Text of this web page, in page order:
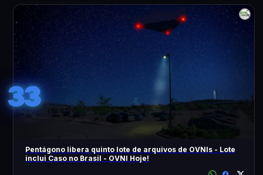
33
Pentágono libera quinto lote de arquivos de OVNIs - Lote
inclui Caso no Brasil - OVNI Hoje!